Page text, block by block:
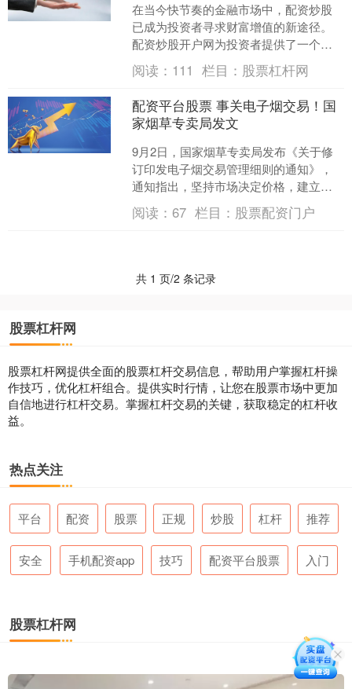
在当今快节奏的金融市场中，配资炒股
已成为投资者寻求财富增值的新途径。
配资炒股开户网为投资者提供了一个便
捷的平台，让他们轻松开启配资炒股之
旅。 我们的股票配资杠杆....
阅读： 111 栏目： 股票杠杆网
配资平台股票 事关电子烟交易！国
家烟草专卖局发文
9月2日，国家烟草专卖局发布《关于修
订印发电子烟交易管理细则的通知》，
通知指出，坚持市场决定价格，建立完
善主要由市场调节的电子烟产品价格形
成机制。国产内销电子烟....
阅读：67 栏目： 股票配资门户
共 1 页/2 条记录
股票杠杆网
股票杠杆网提供全面的股票杠杆交易信息，帮助用户掌握杠杆操
作技巧，优化杠杆组合。提供实时行情，让您在股票市场中更加
自信地进行杠杆交易。掌握杠杆交易的关键，获取稳定的杠杆收
益。
热点关注
平台 配资 股票 正规 炒股 杠杆 推荐
安全 手机配资app 技巧 配资平台股票 入门
股票杠杆网